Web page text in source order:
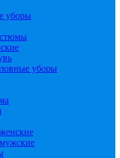
уборы
уборы